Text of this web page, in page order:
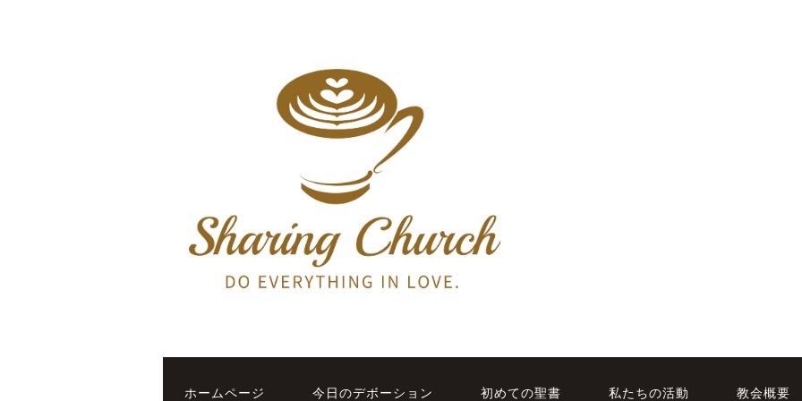
ホームページ 今日のデボーション 初めての聖書 私たちの活動 教会概要